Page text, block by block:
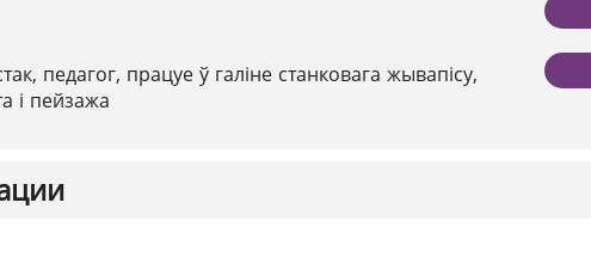
педагог, працуе ў галіне станковага жывапісу,
і пейзажа